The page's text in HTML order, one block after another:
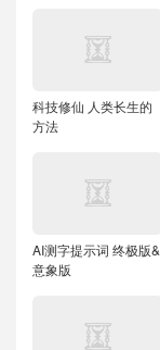
科技修仙 人类长生的
方法
AI测字提示词 终极版&
意象版